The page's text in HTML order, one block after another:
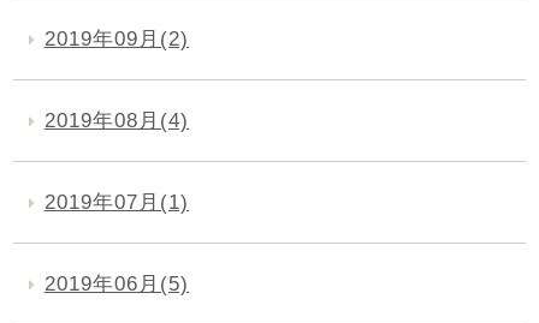
2019年09月(2)
2019年08月(4)
2019年07月(1)
2019年06月(5)